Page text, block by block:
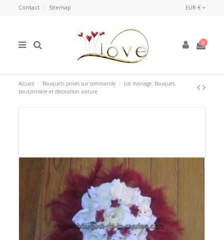
Contact Sitemap EUR €
0
Accueil Bouquets privés sur commande
Lot mariage: Bouquet,
boutonnière et décoration voiture